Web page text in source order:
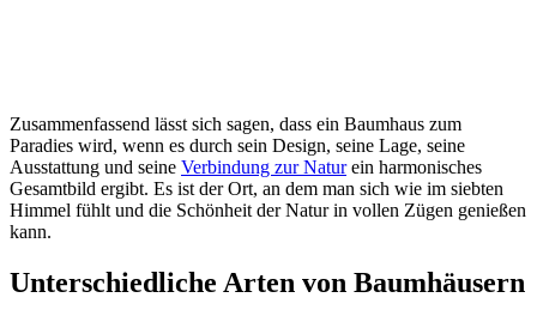
Zusammenfassend lässt sich sagen, dass ein Baumhaus zum
Paradies wird, wenn es durch sein Design, seine Lage, seine
Ausstattung und seine Verbindung zur Naturein harmonisches
Gesamtbild ergibt. Es ist der Ort, an dem man sich wie im siebten
Himmel fühlt und die Schönheit der Natur in vollen Zügen genießen
kann.
Unterschiedliche Arten von Baumhäusern